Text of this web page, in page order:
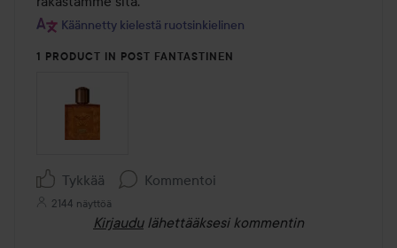
Käännetty kielestä ruotsinkielinen
1 PRODUCT IN POST FANTASTINEN
Tykkää Kommentoi
2144 näyttöä
Kirjaudu lähettääksesi kommentin